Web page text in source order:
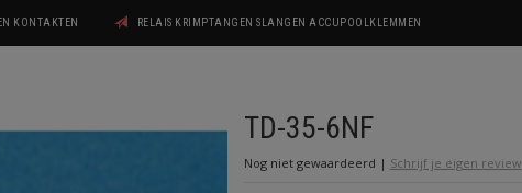
KONTAKTEN
RELAIS KRIMPTANGEN SLANGEN ACCUPOOLKLEMMEN
TD-35-6NF
Nog niet gewaardeerd | Schrijf je eigen review